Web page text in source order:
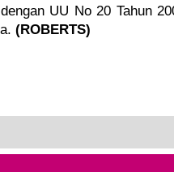
UU No 20 Tahun
(ROBERTS)